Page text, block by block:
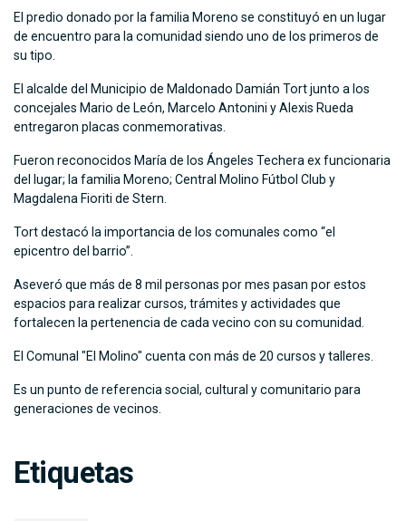
El predio donado por la familia Moreno se constituyó en un lugar
de encuentro para la comunidad siendo uno de los primeros de
su tipo.
El alcalde del Municipio de Maldonado Damián Tort junto a los
concejales Mario de León, Marcelo Antonini y Alexis Rueda
entregaron placas conmemorativas.
Fueron reconocidos María de los Ángeles Techera ex funcionaria
del lugar; la familia Moreno; Central Molino Fútbol Club y
Magdalena Fioriti de Stern.
Tort destacó la importancia de los comunales como “el
epicentro del barrio”.
Aseveró que más de 8 mil personas por mes pasan por estos
espacios para realizar cursos, trámites y actividades que
fortalecen la pertenencia de cada vecino con su comunidad.
El Comunal "El Molino" cuenta con más de 20 cursos y talleres.
Es un punto de referencia social, cultural y comunitario para
generaciones de vecinos.
Etiquetas